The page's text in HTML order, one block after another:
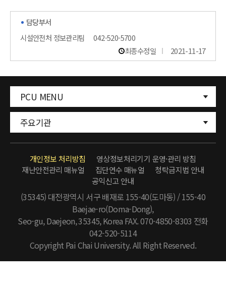
담당부서
시설안전처 정보관리팀
042-520-5700
최종수정일
2021-11-17
PCU MENU
주요기관
개인정보 처리방침
영상정보처리기기 운영·관리 방침
재난안전관리 매뉴얼
집단연수 매뉴얼
청탁금지법 안내
공익신고 안내
(35345) 대전광역시 서구 배재로 155-40(도마동) / 155-40
Baejae-ro(Doma-Dong),
Seo-gu, Daejeon, 35345, Korea FAX. 070-4850-8303 전화
042-520-5114
Copyright Pai Chai University. All Right Reserved.